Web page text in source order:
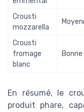
Crousti
mozzarella
Crousti
fromage
blanc
Bonne
En résumé, le
produit phare,